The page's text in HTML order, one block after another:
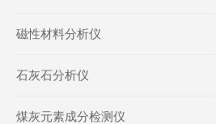
磁性材料分析仪
石灰石分析仪
煤灰元素成分检测仪